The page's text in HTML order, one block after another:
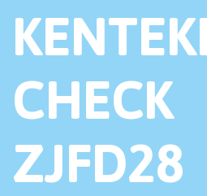
CHECK
ZJFD28